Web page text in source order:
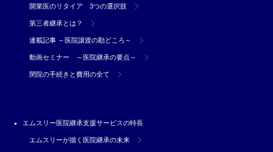
開業医のリタイア 3つの選択肢
第三者継承とは？
連載記事 ～医院譲渡の勘どころ～
動画セミナー ～医院継承の要点～
閉院の手続きと費用の全て
エムスリー医院継承支援サービスの特長
エムスリーが描く医院継承の未来